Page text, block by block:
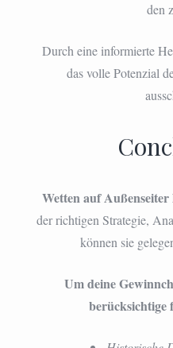
den
Durch eine informierte
das volle Potenzial
Wetten auf Außenseiter
der richtigen Strategie,
können sie
Um deine
berücksichtige